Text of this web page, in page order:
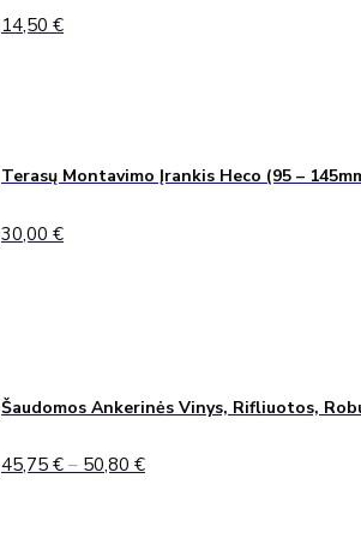
14,50 €
Terasų Montavimo Įrankis Heco (95 –
30,00 €
Šaudomos Ankerinės Vinys, Rifliuotos,
45,75 € – 50,80 €Price